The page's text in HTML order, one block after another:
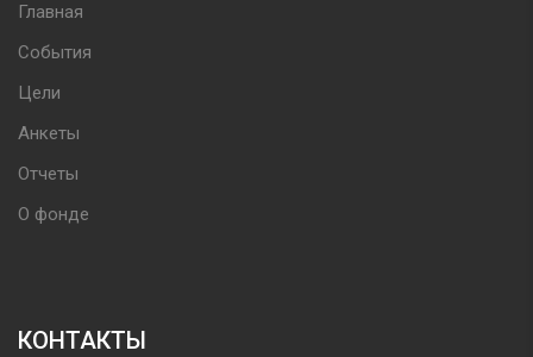
Главная
События
Цели
Анкеты
Отчеты
О фонде
КОНТАКТЫ